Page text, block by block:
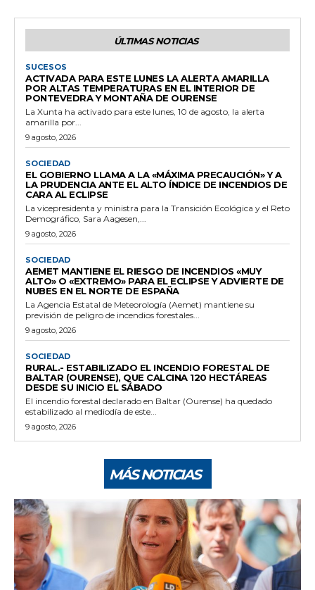
ÚLTIMAS NOTICIAS
SUCESOS
ACTIVADA PARA ESTE LUNES LA ALERTA AMARILLA
POR ALTAS TEMPERATURAS EN EL INTERIOR DE
PONTEVEDRA Y MONTAÑA DE OURENSE
La Xunta ha activado para este lunes, 10 de agosto, la alerta
amarilla por...
9 agosto, 2026
SOCIEDAD
EL GOBIERNO LLAMA A LA «MÁXIMA PRECAUCIÓN» Y A
LA PRUDENCIA ANTE EL ALTO ÍNDICE DE INCENDIOS DE
CARA AL ECLIPSE
La vicepresidenta y ministra para la Transición Ecológica y el Reto
Demográfico, Sara Aagesen,...
9 agosto, 2026
SOCIEDAD
AEMET MANTIENE EL RIESGO DE INCENDIOS «MUY
ALTO» O «EXTREMO» PARA EL ECLIPSE Y ADVIERTE DE
NUBES EN EL NORTE DE ESPAÑA
La Agencia Estatal de Meteorología (Aemet) mantiene su
previsión de peligro de incendios forestales...
9 agosto, 2026
SOCIEDAD
RURAL.- ESTABILIZADO EL INCENDIO FORESTAL DE
BALTAR (OURENSE), QUE CALCINA 120 HECTÁREAS
DESDE SU INICIO EL SÁBADO
El incendio forestal declarado en Baltar (Ourense) ha quedado
estabilizado al mediodía de este...
9 agosto, 2026
MÁS NOTICIAS